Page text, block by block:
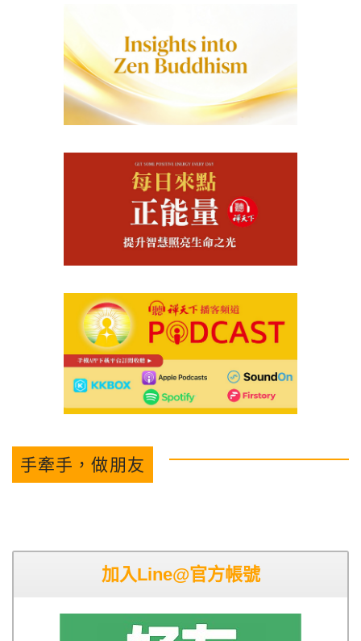
手牽手，做朋友
加入Line@官方帳號